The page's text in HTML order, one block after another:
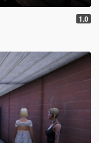
1.0